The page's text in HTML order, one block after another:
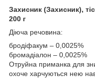
Захисник (Захисник),
200 г
Діюча речовина:
бродіфакум – 0,0025%
бромадіалон – 0,0025%
Отруйна приманка для
охоче харчуються нею